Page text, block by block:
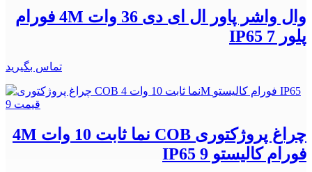
وال واشر پاور ال ای دی 36 وات 4M فورام
پلور IP65 7
تماس بگیرید
چراغ پروژکتوری COB نما ثابت 10 وات 4M
فورام کالیستو IP65 9